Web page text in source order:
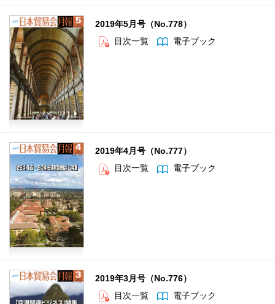
2019年5月号（No.778）
目次一覧
電子ブック
2019年4月号（No.777）
目次一覧
電子ブック
2019年3月号（No.776）
目次一覧
電子ブック